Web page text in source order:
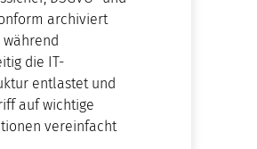
archiviert
während
die IT-
entlastet und
auf wichtige
vereinfacht